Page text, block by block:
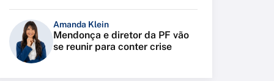
Amanda Klein
Mendonça e diretor da PF vão
se reunir para conter crise